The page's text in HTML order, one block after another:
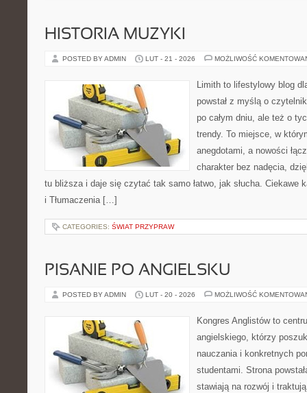
HISTORIA MUZYKI
POSTED BY ADMIN LUT - 21 - 2026 MOŻLIWOŚĆ
Limith to lifestylowy blog
powstał z myślą o
po całym dniu, ale też o
trendy. To miejsce, w
anegdotami, a nowości
charakter bez nadęcia,
tu bliższa i daje się czytać tak samo łatwo, jak słucha. Ciekawe
i Tłumaczenia […]
CATEGORIES: ŚWIAT PRZYPRAW
PISANIE PO ANGIELSKU
POSTED BY ADMIN LUT - 20 - 2026 MOŻLIWOŚĆ
Kongres Anglistów to
angielskiego, którzy
nauczania i konkretnych
studentami. Strona
stawiają na rozwój i